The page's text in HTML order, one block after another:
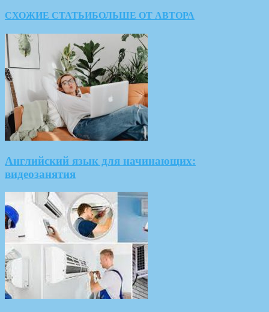
СХОЖИЕ СТАТЬИБОЛЬШЕ ОТ АВТОРА
Английский язык для начинающих:
видеозанятия